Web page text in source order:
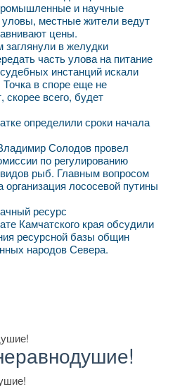
и научные
уловы, местные жители ведут
цены.
заглянули в желудки
часть улова на питание
инстанций искали
Точка в споре еще не
скорее всего, будет
определили сроки начала
Солодов провел
по регулированию
рыб. Главным вопросом
лососевой путины
ресурс
Камчатского края обсудили
ресурсной базы общин
народов Севера.